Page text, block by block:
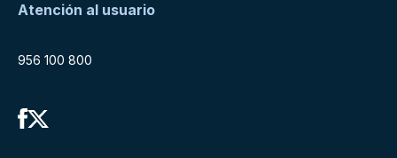
Atención al usuario
956 100 800